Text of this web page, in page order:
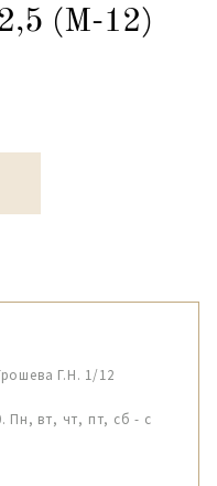
(М-12)
Г.Н. 1/12
Пн, вт, чт, пт, сб - с